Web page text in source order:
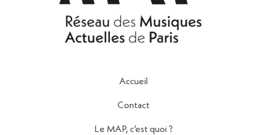
Accueil
Contact
Le MAP, c’est quoi ?